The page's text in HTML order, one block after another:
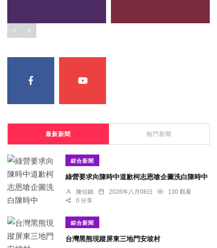
最新新聞 熱門新聞
綜合新聞
綠營要求向陳時中道歉柯志恩嗆企圖洗白陳時中
陳信銘 2026年八月08日
130 觀看
0 分享
綜合新聞
台灣黑熊現蹤屏東三地門安坡村